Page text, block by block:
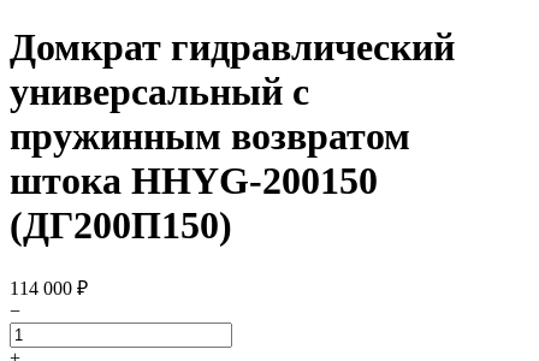
Домкрат гидравлический
универсальный с
пружинным возвратом
штока HHYG-200150
(ДГ200П150)
114 000 ₽
−